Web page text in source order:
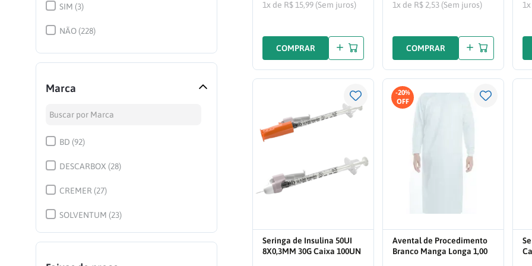
SIM (3)
NÃO (228)
Marca
BD (92)
DESCARBOX (28)
CREMER (27)
SOLVENTUM (23)
KOLPLAST (13)
1x de R$ 15,99 (Sem juros)
COMPRAR
1x de R$ 2,53 (Sem juros)
COMPRAR
Seringa de Insulina 50UI
8X0,3MM 30G Caixa 100UN
-20%
Avental de Procedimento
Branco Manga Longa 1,00